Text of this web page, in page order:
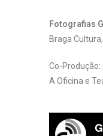
Fotografias
Braga
Co-Produção:
A Oficina e